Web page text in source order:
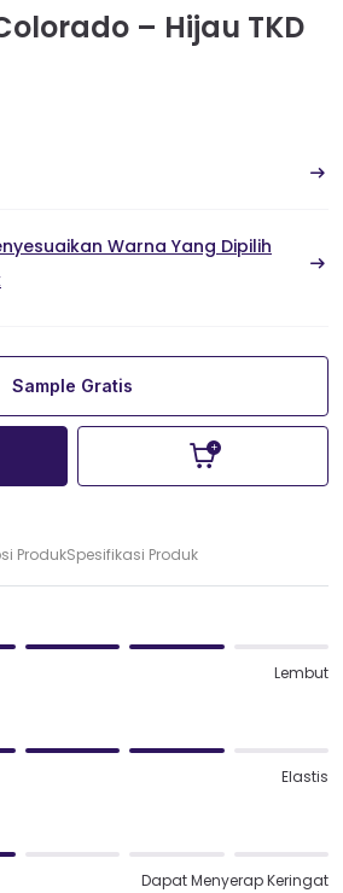
– Hijau TKD
Warna Yang Dipilih
Sample Gratis
ProdukSpesifikasi Produk
Lembut
Elastis
Dapat Menyerap Keringat